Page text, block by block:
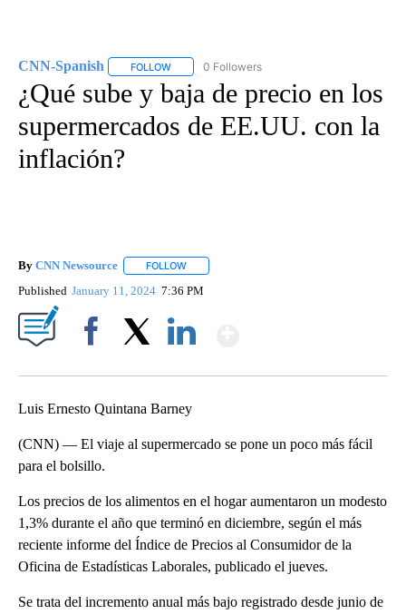
CNN-Spanish FOLLOW FOLLOW "CNN-SPANISH" TO RECEIVE
0 Followers
¿Qué sube y baja de precio en los
supermercados de EE.UU. con la
inflación?
By CNN Newsource FOLLOW
Published January 11, 2024 7:36 PM
Luis Ernesto Quintana Barney
(CNN) — El viaje al supermercado se pone un poco más fácil
para el bolsillo.
Los precios de los alimentos en el hogar aumentaron un modesto
1,3% durante el año que terminó en diciembre, según el más
reciente informe del Índice de Precios al Consumidor de la
Oficina de Estadísticas Laborales, publicado el jueves.
Se trata del incremento anual más bajo registrado desde junio de